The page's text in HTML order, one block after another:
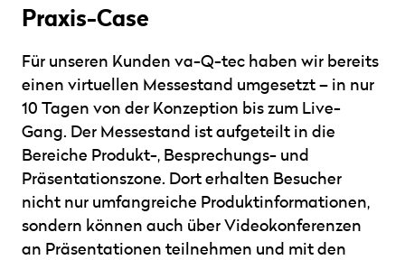
Praxis-Case
Für unseren Kunden va-Q-tec haben wir bereits
einen virtuellen Messestand umgesetzt – in nur
10 Tagen von der Konzeption bis zum Live-
Gang. Der Messestand ist aufgeteilt in die
Bereiche Produkt-, Besprechungs- und
Präsentationszone. Dort erhalten Besucher
nicht nur umfangreiche Produktinformationen,
sondern können auch über Videokonferenzen
an Präsentationen teilnehmen und mit den